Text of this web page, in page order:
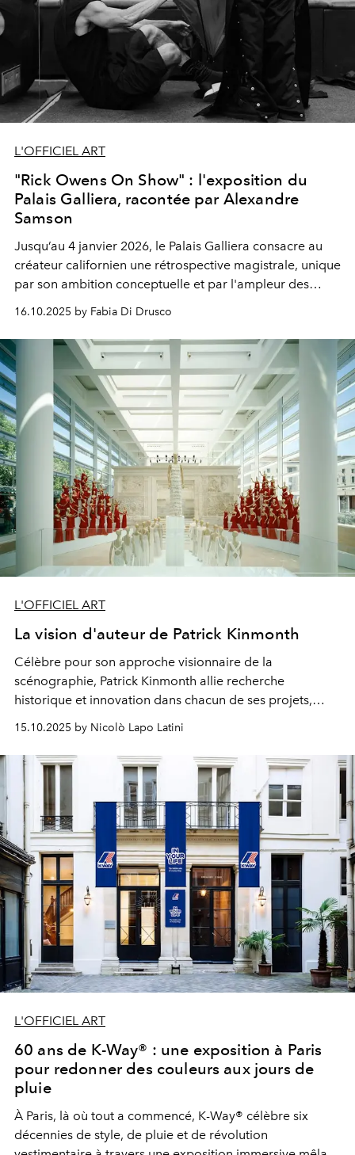
L'OFFICIEL ART
"Rick Owens On Show" : l'exposition du
Palais Galliera, racontée par Alexandre
Samson
Jusqu’au 4 janvier 2026, le Palais Galliera consacre au
créateur californien une rétrospective magistrale, unique
par son ambition conceptuelle et par l'ampleur des
espaces investis.
16.10.2025 by Fabia Di Drusco
L'OFFICIEL ART
La vision d'auteur de Patrick Kinmonth
Cé èbre pour son approche visionnaire de a
scénographie, Patrick Kinmonth allie recherche
historique et innovation dans chacun de ses projets,
comme l’exposition Yves Saint Laurent à Marrakech.
15.10.2025 by Nicolò Lapo Latini
L'OFFICIEL ART
60 ans de K-Way® : une exposition à Paris
pour redonner des couleurs aux jours de
pluie
À Paris, là où tout a commencé, K-Way® célèbre six
décennies de style, de pluie et de révolution